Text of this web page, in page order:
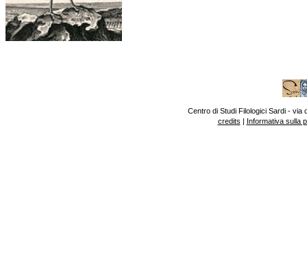
Centro di Studi Filologici Sardi - via
credits | Informativa sulla